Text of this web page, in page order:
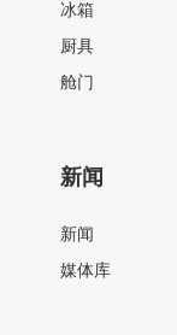
冰箱
厨具
舱门
新闻
新闻
媒体库